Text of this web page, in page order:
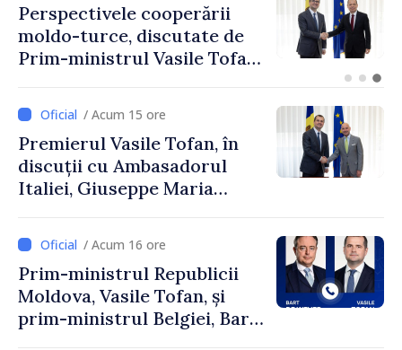
Forumul Diasporei //
Republica Moldova,
promovată în Elveția prin
exporturi
/ Acum 15 ore
Premierul Vasile Tofan, în
discuții cu Ambasadorul
Italiei, Giuseppe Maria
/ Acum 16 ore
Prim-ministrul Republicii
Moldova, Vasile Tofan, și
prim-ministrul Belgiei, Bart